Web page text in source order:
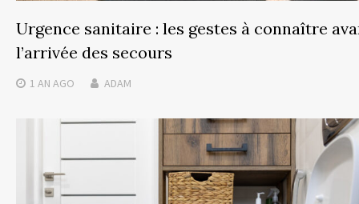
Urgence sanitaire : les gestes à connaître
l’arrivée des secours
1 AN AGO ADAM